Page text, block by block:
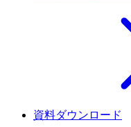
資料ダウンロード